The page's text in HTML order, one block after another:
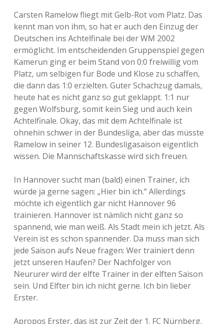
Carsten Ramelow fliegt mit Gelb-Rot vom Platz. Das
kennt man von ihm, so hat er auch den Einzug der
Deutschen ins Achtelfinale bei der WM 2002
ermöglicht. Im entscheidenden Gruppenspiel gegen
Kamerun ging er beim Stand von 0:0 freiwillig vom
Platz, um selbigen für Bode und Klose zu schaffen,
die dann das 1:0 erzielten. Guter Schachzug damals,
heute hat es nicht ganz so gut geklappt. 1:1 nur
gegen Wolfsburg, somit kein Sieg und auch kein
Achtelfinale. Okay, das mit dem Achtelfinale ist
ohnehin schwer in der Bundesliga, aber das müsste
Ramelow in seiner 12. Bundesligasaison eigentlich
wissen. Die Mannschaftskasse wird sich freuen.
In Hannover sucht man (bald) einen Trainer, ich
würde ja gerne sagen: „Hier bin ich.“ Allerdings
möchte ich eigentlich gar nicht Hannover 96
trainieren. Hannover ist nämlich nicht ganz so
spannend, wie man weiß. Als Stadt mein ich jetzt. Als
Verein ist es schon spannender. Da muss man sich
jede Saison aufs Neue fragen: Wer trainiert denn
jetzt unseren Haufen? Der Nachfolger von
Neururer wird der elfte Trainer in der elften Saison
sein. Und Elfter bin ich nicht gerne. Ich bin lieber
Erster.
Apropos Erster, das ist zur Zeit der 1. FC Nürnberg.